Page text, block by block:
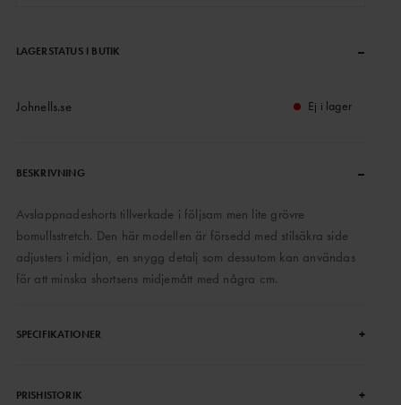
LAGERSTATUS I BUTIK –
Johnells.se Ej i lager
BESKRIVNING –
Avslappnadeshorts tillverkade i följsam men lite grövre
bomullsstretch. Den här modellen är försedd med stilsäkra side
adjusters i midjan, en snygg detalj som dessutom kan användas
för att minska shortsens midjemått med några cm.
SPECIFIKATIONER +
PRISHISTORIK +